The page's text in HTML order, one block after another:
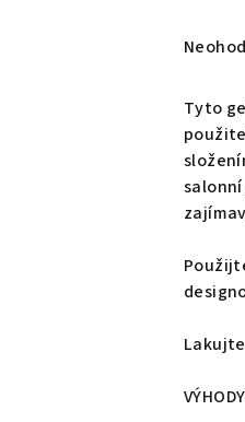
je
0,0
Tyto